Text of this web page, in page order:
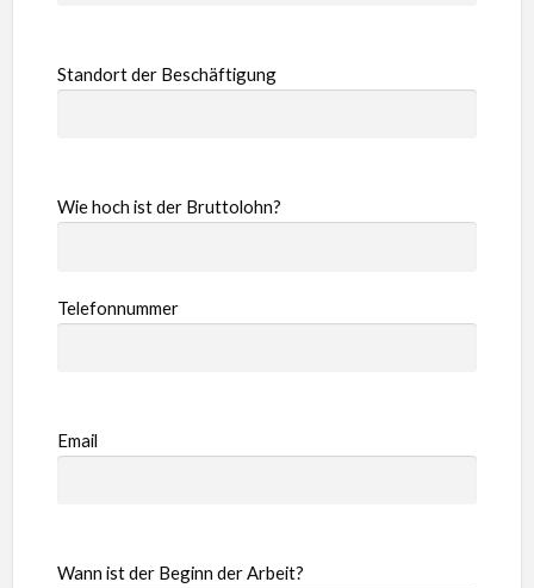
Standort der Beschäftigung
Wie hoch ist der Bruttolohn?
Telefonnummer
Email
Wann ist der Beginn der Arbeit?